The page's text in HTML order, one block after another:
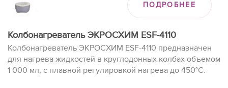
ПОДРОБНЕЕ
Колбонагреватель ЭКРОСХИМ ESF-4110
Колбонагреватель ЭКРОСХИМ ESF-4110 предназначен
для нагрева жидкостей в круглодонных колбах объемом
1 000 мл, с плавной регулировкой нагрева до 450°C.